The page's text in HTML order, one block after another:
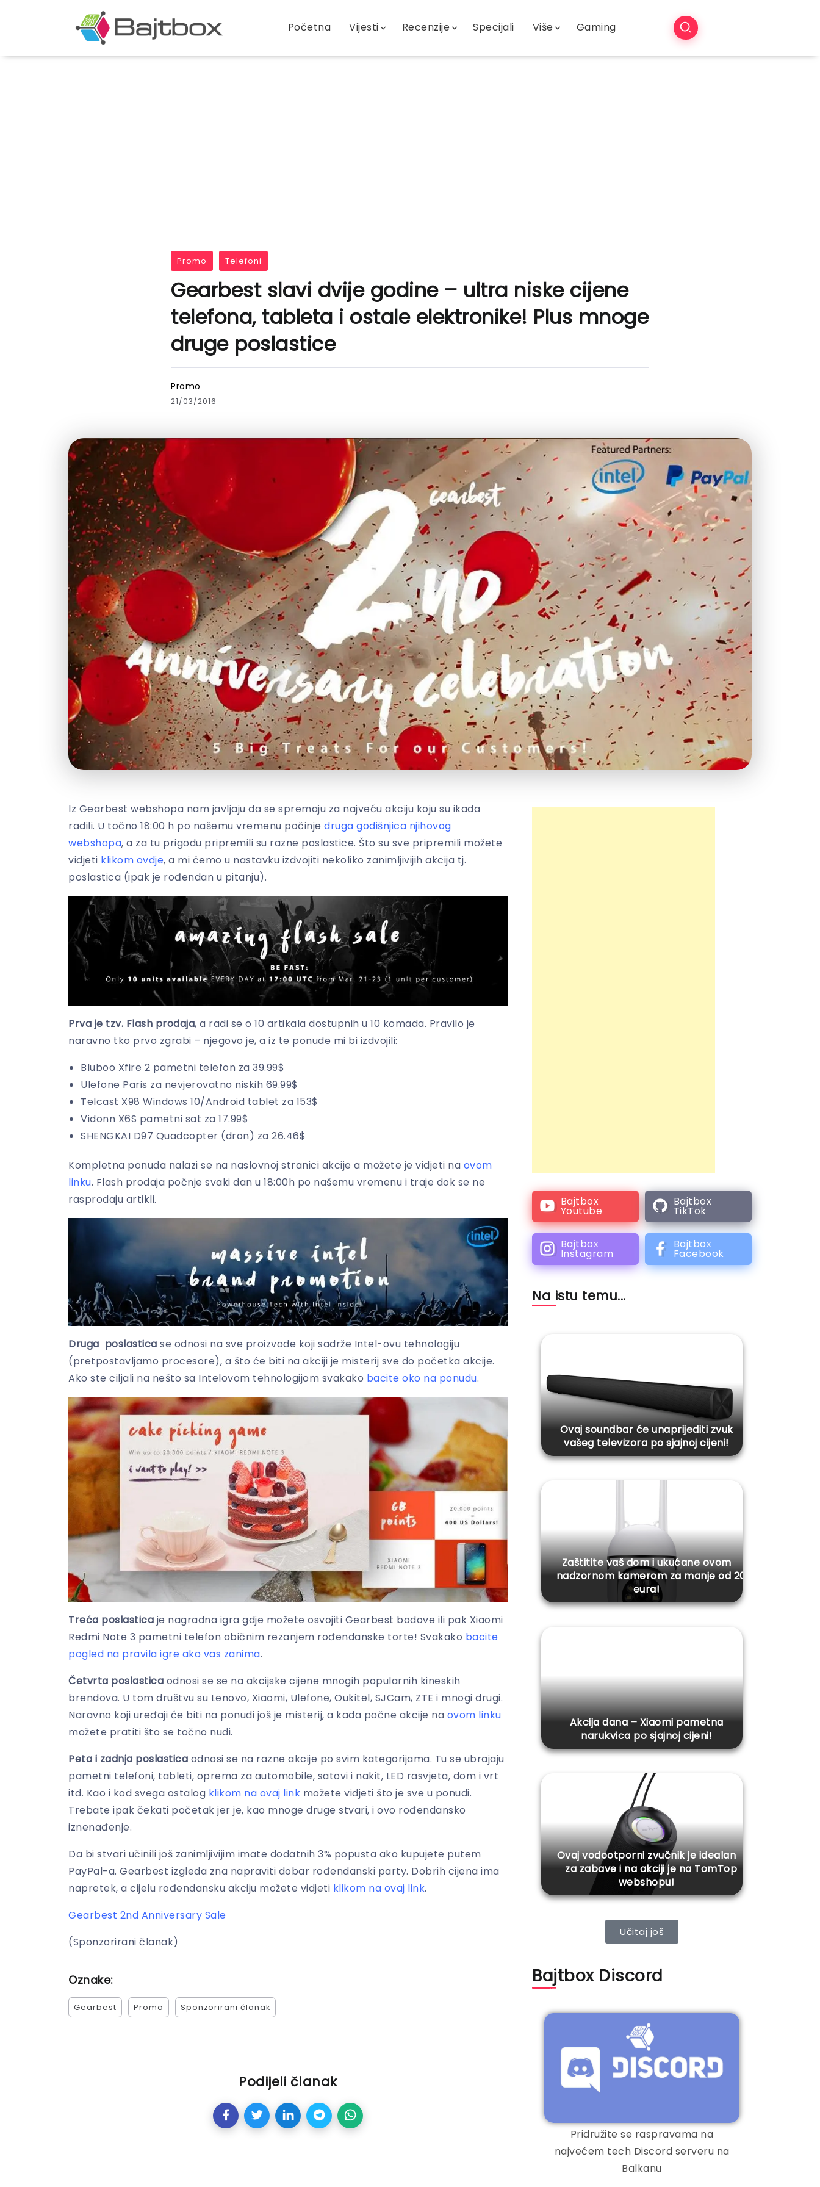
Početna Vijesti Recenzije Specijali Više Gaming
Promo Telefoni
Gearbest slavi dvije godine – ultra niske cijene
telefona, tableta i ostale elektronike! Plus mnoge
druge poslastice
Promo
21/03/2016
Iz Gearbest webshopa nam javljaju da se spremaju za najveću akciju koju su ikada
radili. U točno 18:00 h po našemu vremenu počinje druga godišnjica njihovog
webshopa, a za tu prigodu pripremili su razne poslastice. Što su sve pripremili možete
vidjeti klikom ovdje, a mi ćemo u nastavku izdvojiti nekoliko zanimljivijih akcija tj.
poslastica (ipak je rođendan u pitanju).
Prva je tzv. Flash prodaja, a radi se o 10 artikala dostupnih u 10 komada. Pravilo je
naravno tko prvo zgrabi – njegovo je, a iz te ponude mi bi izdvojili:
Bluboo Xfire 2 pametni telefon za 39.99$
Ulefone Paris za nevjerovatno niskih 69.99$
Telcast X98 Windows 10/Android tablet za 153$
Vidonn X6S pametni sat za 17.99$
SHENGKAI D97 Quadcopter (dron) za 26.46$
Kompletna ponuda nalazi se na naslovnoj stranici akcije a možete je vidjeti na ovom
linku. Flash prodaja počnje svaki dan u 18:00h po našemu vremenu i traje dok se ne
rasprodaju artikli.
Druga poslastica se odnosi na sve proizvode koji sadrže Intel-ovu tehnologiju
(pretpostavljamo procesore), a što će biti na akciji je misterij sve do početka akcije.
Ako ste ciljali na nešto sa Intelovom tehnologijom svakako bacite oko na ponudu.
Treća poslastica je nagradna igra gdje možete osvojiti Gearbest bodove ili pak Xiaomi
Redmi Note 3 pametni telefon običnim rezanjem rođendanske torte! Svakako bacite
pogled na pravila igre ako vas zanima.
Četvrta poslastica odnosi se se na akcijske cijene mnogih popularnih kineskih
brendova. U tom društvu su Lenovo, Xiaomi, Ulefone, Oukitel, SJCam, ZTE i mnogi drugi.
Naravno koji uređaji će biti na ponudi još je misterij, a kada počne akcije na ovom linku
možete pratiti što se točno nudi.
Peta i zadnja poslastica odnosi se na razne akcije po svim kategorijama. Tu se ubrajaju
pametni telefoni, tableti, oprema za automobile, satovi i nakit, LED rasvjeta, dom i vrt
itd. Kao i kod svega ostalog klikom na ovaj link možete vidjeti što je sve u ponudi.
Trebate ipak čekati početak jer je, kao mnoge druge stvari, i ovo rođendansko
iznenađenje.
Da bi stvari učinili još zanimljivijim imate dodatnih 3% popusta ako kupujete putem
PayPal-a. Gearbest izgleda zna napraviti dobar rođendanski party. Dobrih cijena ima
napretek, a cijelu rođendansku akciju možete vidjeti klikom na ovaj link.
Gearbest 2nd Anniversary Sale
(Sponzorirani članak)
Oznake:
Gearbest Promo Sponzorirani članak
Podijeli članak
Bajtbox
Youtube
Bajtbox
TikTok
Bajtbox
Instagram
Bajtbox
Facebook
Na istu temu...
Ovaj soundbar će unaprijediti zvuk
vašeg televizora po sjajnoj cijeni!
Zaštitite vaš dom i ukućane ovom
nadzornom kamerom za manje od 20
eura!
Akcija dana – Xiaomi pametna
narukvica po sjajnoj cijeni!
Ovaj vodootporni zvučnik je idealan
za zabave i na akciji je na TomTop
webshopu!
Učitaj još
Bajtbox Discord
Pridružite se raspravama na
najvećem tech Discord serveru na
Balkanu